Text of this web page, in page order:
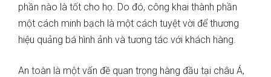
phần nào là tốt cho họ. Do đó, công khai thành phần
một cách minh bạch là một cách tuyệt vời để thương
hiệu quảng bá hình ảnh và tương tác với khách hàng.
An toàn là một vấn đề quan trọng hàng đầu tại châu Á,